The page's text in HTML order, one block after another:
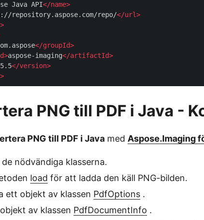
Java API</name>
repository.aspose.com/repo/</url>
>
</groupId>
>aspose-imaging</artifactId>
</version>
>
PNG till PDF i Java -
PNG till PDF i Java med Aspose.Imaging
nödvändiga klasserna.
load för att ladda den käll PNG-bilden.
ett objekt av klassen PdfOptions .
av klassen PdfDocumentInfo .